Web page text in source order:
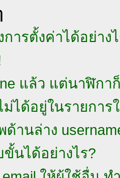
ารตั้งค่าได้อย่าง
แล้ว แต่นาฬิกา
ได้อยู่ในรายการ
านล่าง
นได้อย่างไร?